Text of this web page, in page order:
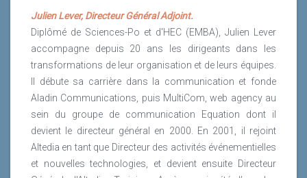
Julien Lever, Directeur Général Adjoint.
Diplômé de Sciences-Po et d'HEC (EMBA), Julien Lever
accompagne depuis 20 ans les dirigeants dans les
transformations de leur organisation et de leurs équipes.
Il débute sa carrière dans la communication et fonde
Aladin Communications, puis MultiCom, web agency au
sein du groupe de communication Equation dont il
devient le directeur général en 2000. En 2001, il rejoint
Altedia en tant que Directeur des activités événementielles
et nouvelles technologies, et devient ensuite Directeur